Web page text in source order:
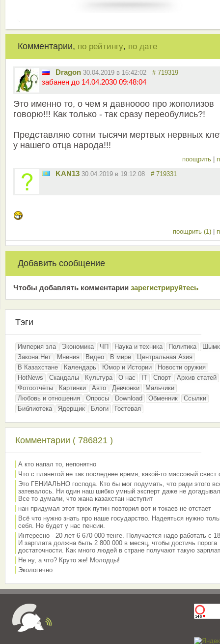
Комментарии, по рейтингу, по дате
Dragon 30.04.2019 в 16:42:02 # 719319
забанен до 14.04.2030 09:48:04
Это именно то, о чем я давноооо про жополизов
говорю!!! Как только - так сразу переобулись?!
Представляю сотни тысячи мертвых нервных
у нашего отца народа!!!
поощрить |
KAN13 30.04.2019 в 19:12:08 # 719331
поощрить (1) |
Добавить сообщение
Чтобы добавлять комментарии зарeгиcтрирyйтeсь
Тэги
Империя зла Экономика ЧП Наука и техника Политика
Закона.Нет
Мнения Видео В мире
Центральная Азия
В Казахстане
Календарь Юмор и Истории
Новости оружия
HotNews
Скандалы Культура О нас IT Спорт
Архив статей
Фотоотчёты
Картинки Авто Девчонки
Мальчики
Любовь и отношения
Опросы Download Обменник
Ссылки
Библиотека
Ядерщик Блоги Гостевая
Комментарии ( 786821 )
А кто напал то, непонятно
Что с планетой не так последнее время, какой-то массовый свист
Это ГЕНИАЛЬНО господа. Кто бы мог подумать, что ради этого
затевалось. Ни один наш шибко умный эксперт даже не
Все то думали, что жана казахстан наступит
нан придумал этот трюк путин повторил вот и токаев не отстает
Всё что нужно знать про наше государство. Надеяться нужно
себя. Не будет у нас пенсии.
Интересно - 20 лет 6 670 000 тенге. Получается надо работать с
И зарплата должна быть 2 800 000 в месяц, чтобы достичь порога
достаточности. Как много людей в стране получают такую
Не ну, а что? Круто же! Молодцы!
Экологично